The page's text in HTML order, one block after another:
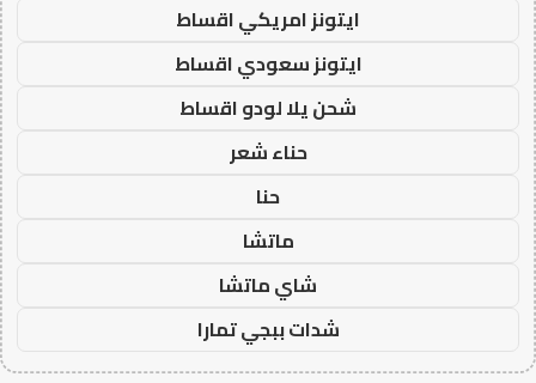
ايتونز امريكي اقساط
ايتونز سعودي اقساط
شحن يلا لودو اقساط
حناء شعر
حنا
ماتشا
شاي ماتشا
شدات ببجي تمارا